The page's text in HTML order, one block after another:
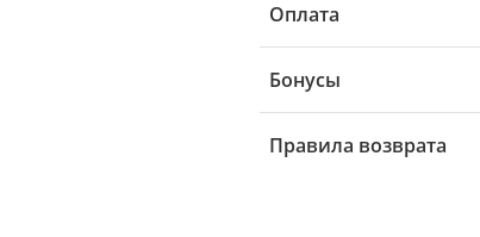
Оплата
Бонусы
Правила возврата